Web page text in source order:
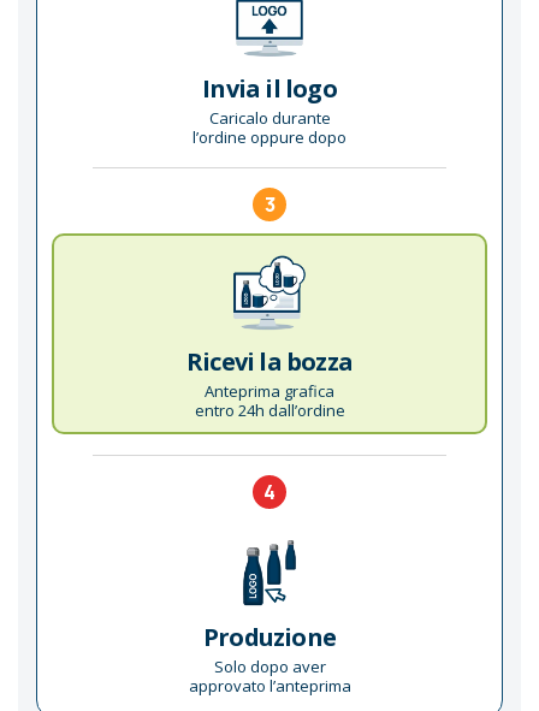
Invia il logo
Caricalo durante
l’ordine oppure dopo
3
Ricevi la bozza
Anteprima grafica
entro 24h dall’ordine
4
Produzione
Solo dopo aver
approvato l’anteprima